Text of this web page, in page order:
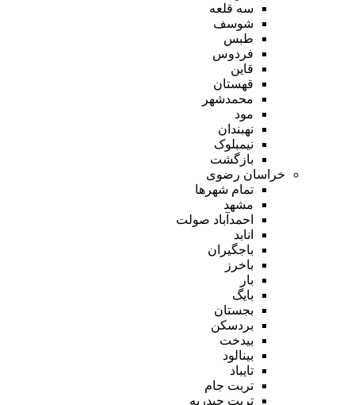
سه قلعه
شوسف
طبس
فردوس
قاین
قهستان
محمدشهر
مود
نهبندان
نیمبلوک
بازگشت
خراسان رضوی
تمام شهر‌ها
مشهد
احمدآباد صولت
انابد
باجگیران
باخرز
بار
بایگ
بجستان
بردسکن
بیدخت
بینالود
تایباد
تربت جام
تربت حیدریه